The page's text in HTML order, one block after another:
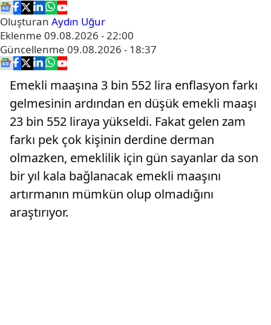
Oluşturan Aydın Uğur
Eklenme 09.08.2026 - 22:00
Güncellenme 09.08.2026 - 18:37
Emekli maaşına 3 bin 552 lira enflasyon farkı
gelmesinin ardından en düşük emekli maaşı
23 bin 552 liraya yükseldi. Fakat gelen zam
farkı pek çok kişinin derdine derman
olmazken, emeklilik için gün sayanlar da son
bir yıl kala bağlanacak emekli maaşını
artırmanın mümkün olup olmadığını
araştırıyor.